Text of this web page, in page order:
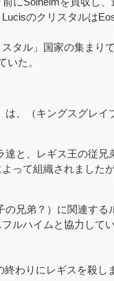
のクリスタルは
タル」国家の集まり
いた。
、（キングスグレ
と、レギス王の従
って組織されました
兄弟？）に関連す
ルハイムと協力して
わりにレギスを殺し